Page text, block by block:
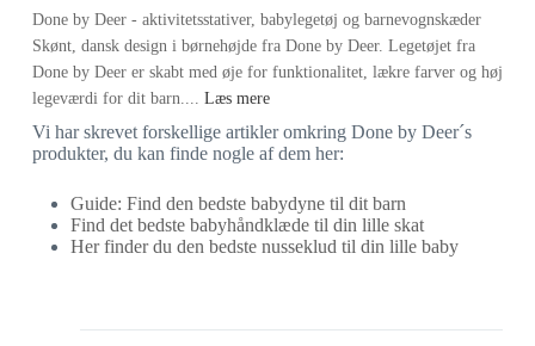
Done by Deer - aktivitetsstativer, babylegetøj og barnevognskæder
Skønt, dansk design i børnehøjde fra Done by Deer. Legetøjet fra
Done by Deer er skabt med øje for funktionalitet, lækre farver og høj
legeværdi for dit barn.... Læs mere
Vi har skrevet forskellige artikler omkring Done by Deer´s
produkter, du kan finde nogle af dem her:
Guide: Find den bedste babydyne til dit barn
Find det bedste babyhåndklæde til din lille skat
Her finder du den bedste nusseklud til din lille baby